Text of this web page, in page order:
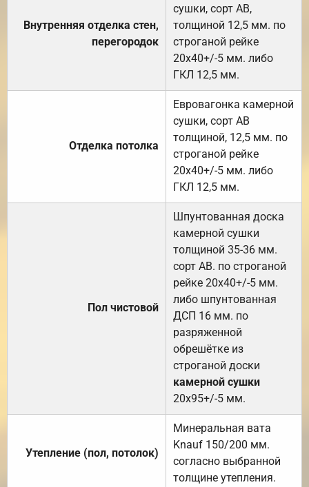
Внутренняя отделка стен,
перегородок
сушки, сорт АВ,
толщиной 12,5 мм. по
строганой рейке
20х40+/-5 мм. либо
ГКЛ 12,5 мм.
Отделка потолка
Евровагонка камерной
сушки, сорт АВ
толщиной, 12,5 мм. по
строганой рейке
20х40+/-5 мм. либо
ГКЛ 12,5 мм.
Пол чистовой
Шпунтованная доска
камерной сушки
толщиной 35-36 мм.
сорт АВ. по строганой
рейке 20х40+/-5 мм.
либо шпунтованная
ДСП 16 мм. по
разряженной
обрешётке из
строганой доски
камерной сушки
20х95+/-5 мм.
Утепление (пол, потолок)
Минеральная вата
Knauf 150/200 мм.
согласно выбранной
толщине утепления.